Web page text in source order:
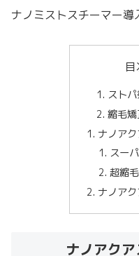
ナノミストスチーマー
スト
縮毛
ナノア
スー
超縮
ナノア
ナノアク